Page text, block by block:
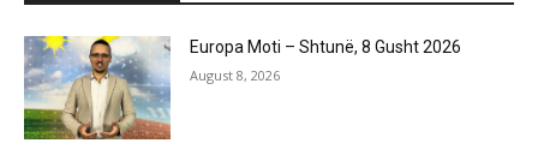
Europa Moti – Shtunë, 8 Gusht 2026
August 8, 2026